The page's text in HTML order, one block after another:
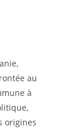
au
à
origines